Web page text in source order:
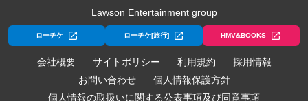
Lawson Entertainment group
ローチケ ローチケ[旅行] HMV&BOOKS
会社概要 サイトポリシー 利用規約
採用情報
お問い合わせ
個人情報保護方針
個人情報の取扱いに関する公表事項及び同意事項